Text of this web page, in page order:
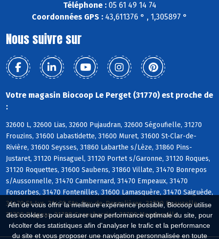
Afin de vous offrir la meilleure expérience possible, Biocoop utilise
des cookies : pour assurer une performance optimale du site, pour
récolter des statistiques afin d'analyser le trafic et la performance
du site et vous proposer une navigation personnalisée en toute
Téléphone :05 61 49 14 74
Coordonnées GPS : 43,611376 ° , 1,305897 °
Nous suivre sur
Votre magasin Biocoop Le Perget (31770) est proche de
:
32600 L, 32600 Lias, 32600 Pujaudran, 32600 Ségoufielle, 31270
Frouzins, 31600 Labastidette, 31600 Muret, 31600 St-Clar-de-
Rivière, 31600 Seysses, 31860 Labarthe s/Lèze, 31860 Pins-
Justaret, 31120 Pinsaguel, 31120 Portet s/Garonne, 31120 Roques,
31120 Roquettes, 31600 Saubens, 31860 Villate, 31470 Bonrepos
s/Aussonnelle, 31470 Cambernard, 31470 Empeaux, 31470
Fonsorbes, 31470 Fontenilles, 31600 Lamasquère, 31470 Saiguède,
31470 St-Lys, 31470 Ste-Foy-de-Peyrolières, 31700 Beauzelle,
31700 Blagnac, 31700 Cornebarrieu, 31700 Mondonville